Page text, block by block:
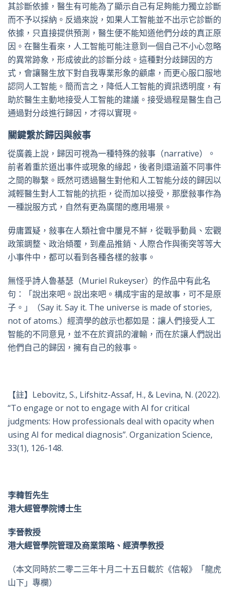
其診斷依據，醫生有可能為了顯示自己有足夠能力獨立診斷
而不予以採納。反過來說，如果人工智能並不出示它診斷的
依據，只直接提供預測，醫生便不能知道他們分歧的真正原
因。在醫生看來，人工智能可能注意到一個自己不小心忽略
的異常跡象，形成彼此的診斷分歧。這種對分歧歸因的方
式，會讓醫生放下對自我專業形象的顧慮 ，而更心服口服地
認同人工智能。簡而言之，降低人工智能的資訊透明度，有
助於醫生主動地接受人工智能的建議。接受過程是醫生自己
通過對分歧進行歸因，才得以實現。
關鍵繫於歸因與敍事
從廣義上說，歸因可視為一種特殊的敍事（narrative）。
前者着重於道出事件或現象的緣起，後者則還涵蓋不同事件
之間的聯繫。既然可透過醫生對他和人工智能分歧的歸因以
減輕醫生對人工智能的抗拒，從而加以接受，那麼敍事作為
一種說服方式，自然有更為廣闊的應用場景。
毋庸置疑，敍事在人類社會中屢見不鮮，從戰爭動員、宏觀
政策調整、政治傾覆，到產品推銷、人際合作與衝突等等大
小事件中，都可以看到各種各樣的敍事。
無怪乎詩人魯基瑟（Muriel Rukeyser）的作品中有此名
句：「說出來吧。說出來吧。構成宇宙的是故事，可不是原
子。」（Say it. Say it. The universe is made of stories,
not of atoms.）經濟學的啟示也都如是：讓人們接受人工
智能的不同意見，並不在於資訊的灌輸，而在於讓人們說出
他們自己的歸因，擁有自己的敍事。
【註】Lebovitz, S., Lifshitz-Assaf, H., & Levina, N. (2022).
“To engage or not to engage with AI for critical
judgments: How professionals deal with opacity when
using AI for medical diagnosis”. Organization Science,
33(1), 126-148.
李韓哲先生
港大經管學院博士生
李晉教授
港大經管學院管理及商業策略、經濟學教授
（本文同時於二零二三年十月二十五日載於《信報》「龍虎
山下」專欄）